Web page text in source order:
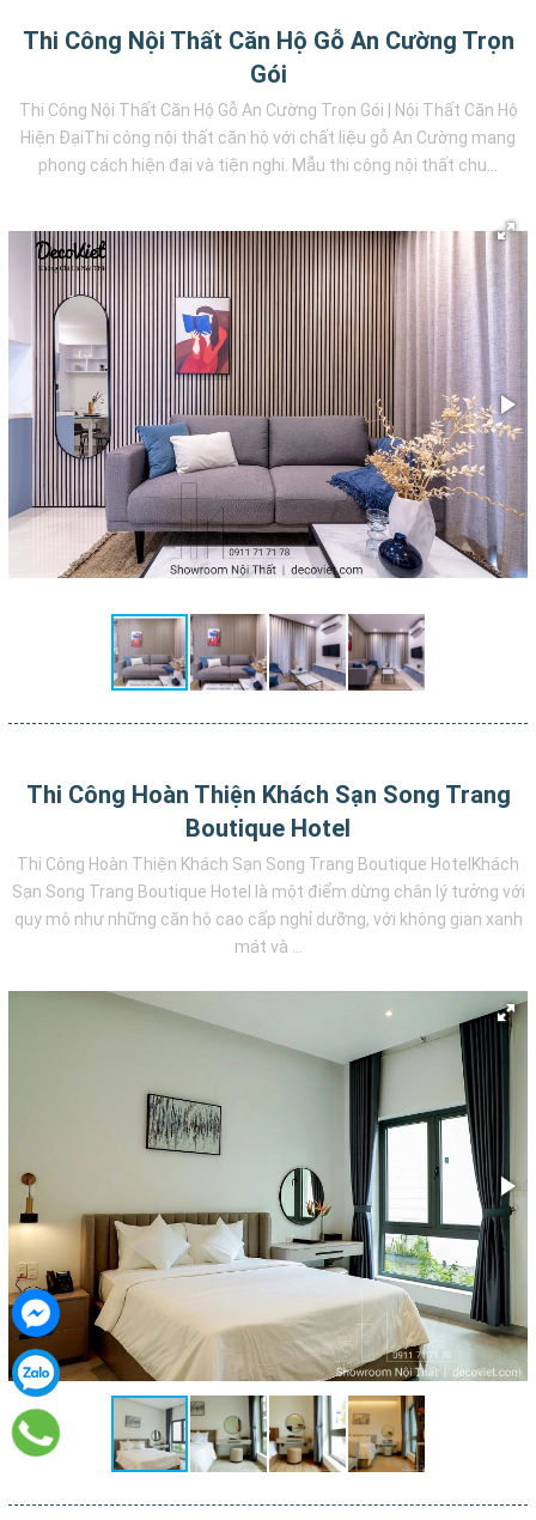
Thi Công Nội Thất Căn Hộ Gỗ An Cường Trọn
Gói
Thi Công Nội Thất Căn Hộ Gỗ An Cường Trọn Gói | Nội Thất Căn Hộ
Hiện ĐạiThi công nội thất căn hộ với chất liệu gỗ An Cường mang
phong cách hiện đại và tiện nghi. Mẫu thi công nội thất chu...
Thi Công Hoàn Thiện Khách Sạn Song Trang
Boutique Hotel
Thi Công Hoàn Thiện Khách Sạn Song Trang Boutique HotelKhách
Sạn Song Trang Boutique Hotel là một điểm dừng chân lý tưởng với
quy mô như những căn hộ cao cấp nghỉ dưỡng, với không gian xanh
mát và ...